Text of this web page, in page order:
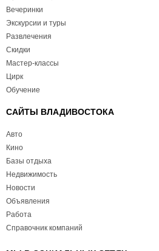
Вечеринки
Экскурсии и туры
Развлечения
Скидки
Мастер-классы
Цирк
Обучение
САЙТЫ ВЛАДИВОСТОКА
Авто
Кино
Базы отдыха
Недвижимость
Новости
Объявления
Работа
Справочник компаний